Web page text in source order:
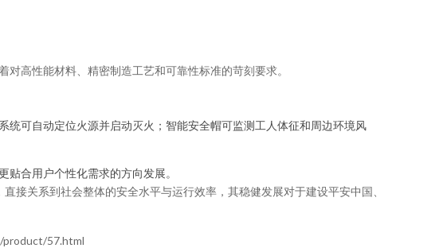
高性能材料、精密制造工艺和可靠性标准的苛刻要求。
可自动定位火源并启动灭火；智能安全帽可监测工人体征和周边环境风
合用户个性化需求的方向发展。
接关系到社会整体的安全水平与运行效率，其稳健发展对于建设平安中国、
product/57.html